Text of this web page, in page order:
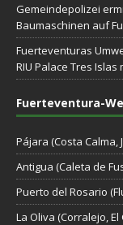
Gemeindepolizei
Baumaschinen auf
Fuerteventuras
RIU Palace Tres Islas
Fuerteventura-
Pájara (Costa Calma,
Antigua (Caleta de
Puerto del Rosario
La Oliva (Corralejo,